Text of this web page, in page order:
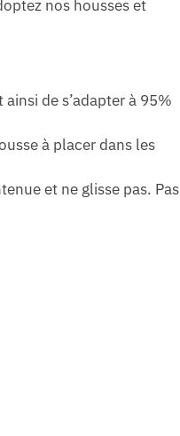
nos housses et
de s’adapter à 95%
à placer dans les
et ne glisse pas. Pas